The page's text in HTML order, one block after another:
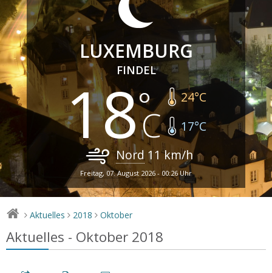
LUXEMBURG
FINDEL
18 24°C
17°C
Nord 11km/h
Freitag, 07. August 2026 - 00:26 Uhr
> Aktuelles > 2018 > Oktober
Aktuelles - Oktober 2018